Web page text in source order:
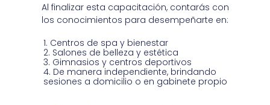
Al finalizar esta capacitación, contarás con
los conocimientos para desempeñarte en:
Centros de spa y bienestar
Salones de belleza y estética
Gimnasios y centros deportivos
De manera independiente, brindando
sesiones a domicilio o en gabinete propio